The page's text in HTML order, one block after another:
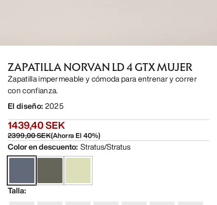
ZAPATILLA NORVAN LD 4 GTX MUJER
Zapatilla impermeable y cómoda para entrenar y correr
con confianza.
El diseño: 2025
1439,40 SEK
2399,00 SEK(Ahorra El40%)
Color en descuento: Stratus/Stratus
Talla: